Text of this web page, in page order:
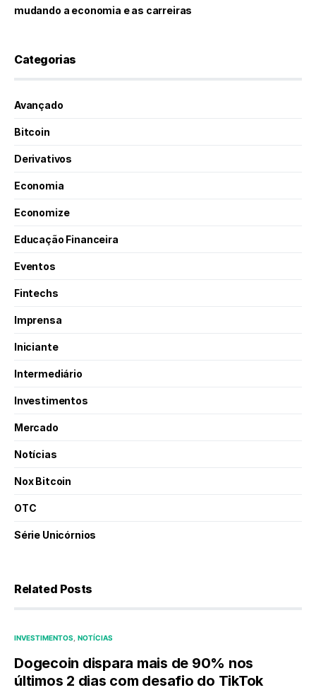
mudando a economia e as carreiras
Categorias
Avançado
Bitcoin
Derivativos
Economia
Economize
Educação Financeira
Eventos
Fintechs
Imprensa
Iniciante
Intermediário
Investimentos
Mercado
Notícias
Nox Bitcoin
OTC
Série Unicórnios
Related Posts
INVESTIMENTOS NOTÍCIAS
Dogecoin dispara mais de 90% nos
últimos 2 dias com desafio do TikTok